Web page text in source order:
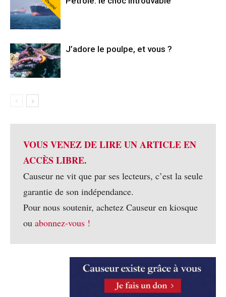
J’adore le poulpe, et vous ?
VOUS VENEZ DE LIRE UN ARTICLE EN
ACCÈS LIBRE.
Causeur ne vit que par ses lecteurs, c’est la seule
garantie de son indépendance.
Pour nous soutenir, achetez Causeur en kiosque
ou abonnez-vous !